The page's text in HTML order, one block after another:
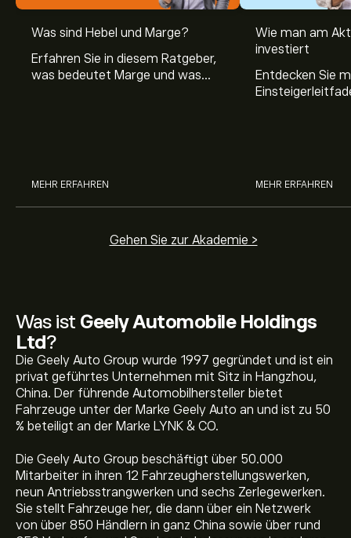
Was ist Geely Automobile Holdings
Ltd?
Die Geely Auto Group wurde 1997 gegründet und ist ein
privat geführtes Unternehmen mit Sitz in Hangzhou,
China. Der führende Automobilhersteller bietet
Fahrzeuge unter der Marke Geely Auto an und ist zu 50
% beteiligt an der Marke LYNK & CO.
Die Geely Auto Group beschäftigt über 50.000
Mitarbeiter in ihren 12 Fahrzeugherstellungswerken,
neun Antriebsstrangwerken und sechs Zerlegewerken.
Sie stellt Fahrzeuge her, die dann über ein Netzwerk
von über 850 Händlern in ganz China sowie über rund
Was sind Hebel und Marge?
Erfahren Sie in diesem Ratgeber,
was bedeutet Marge und was
MEHR ERFAHREN
Wie man am
investiert
Entdecken Sie
MEHR ERFAHREN
Gehen Sie zur Akademie >